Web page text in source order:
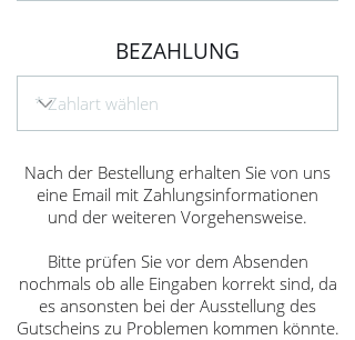
BEZAHLUNG
Nach der Bestellung erhalten Sie von uns
eine Email mit Zahlungsinformationen
und der weiteren Vorgehensweise.
Bitte prüfen Sie vor dem Absenden
nochmals ob alle Eingaben korrekt sind, da
es ansonsten bei der Ausstellung des
Gutscheins zu Problemen kommen könnte.